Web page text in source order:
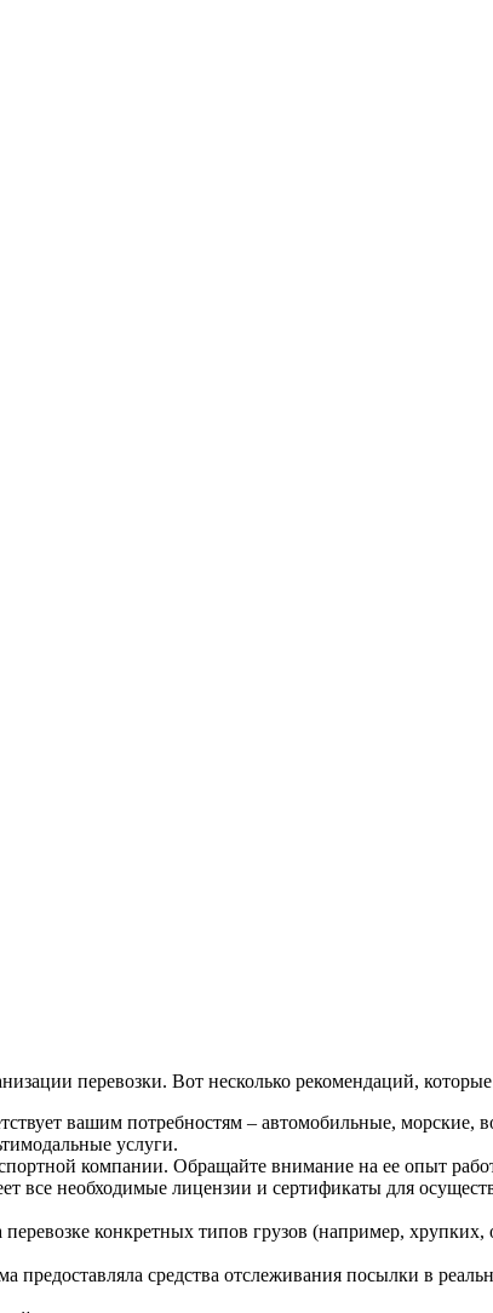
перевозки. Вот несколько рекомендаций,
вашим потребностям – автомобильные,
услуги.
компании. Обращайте внимание на ее опыт
все необходимые лицензии и сертификаты для
перевозке конкретных типов грузов (например,
предоставляла средства отслеживания посылки в